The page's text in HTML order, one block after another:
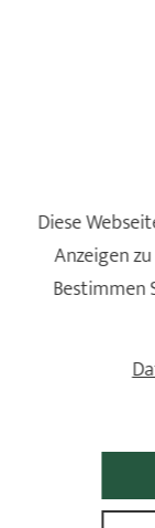
Butter in
Fleisch
Minuten
schneiden
Tipp:
eine süß-
FÜR DIESES
EGRILLTE
Diese
Anzeigen
Bestimmen